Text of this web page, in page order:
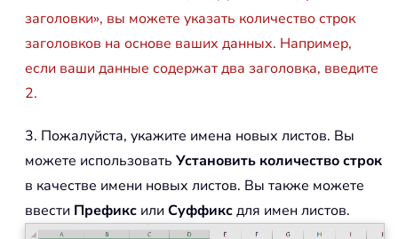
заголовки», вы можете указать количество строк
заголовков на основе ваших данных. Например,
если ваши данные содержат два заголовка, введите
2.
3. Пожалуйста, укажите имена новых листов. Вы
можете использовать Установить количество строк
в качестве имени новых листов. Вы также можете
ввести Префикс или Суффиксдля имен листов.